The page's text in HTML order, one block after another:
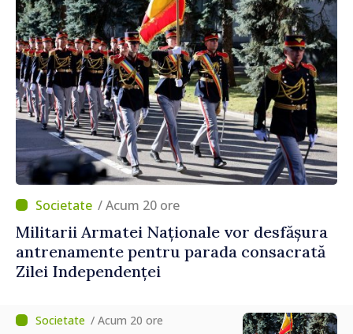
/ Acum 20 ore
Militarii Armatei Naționale vor desfășura
antrenamente pentru parada consacrată
Zilei Independenței
/ Acum 20 ore